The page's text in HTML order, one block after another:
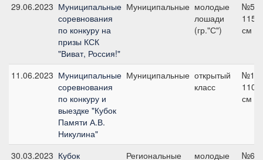
29.06.2023 Муниципальные
соревнования
по конкуру на
призы КСК
"Виват, Россия!"
Муниципальные молодые
лошади
(гр."С")
№5,
115
см
11.06.2023 Муниципальные
соревнования
по конкуру и
выездке "Кубок
Памяти А.В.
Никулина"
Муниципальные открытый
класс
№1В,
110
см
30.03.2023 Кубок
Региональные
молодые
№6,